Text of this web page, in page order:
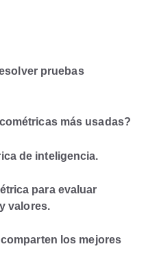
pruebas
más usadas?
de inteligencia.
para evaluar
valores.
los mejores